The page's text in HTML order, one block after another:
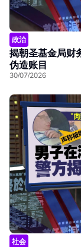
政治
揭朝圣基金局财
伪造账目
30/07/2026
社会